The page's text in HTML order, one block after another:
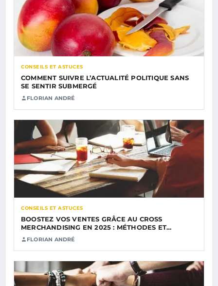
CONSEILS ET ASTUCES
COMMENT SUIVRE L’ACTUALITÉ POLITIQUE SANS
SE SENTIR SUBMERGÉ
FLORIAN ANDRÉ
CONSEILS ET ASTUCES
BOOSTEZ VOS VENTES GRÂCE AU CROSS
MERCHANDISING EN 2025 : MÉTHODES ET…
FLORIAN ANDRÉ